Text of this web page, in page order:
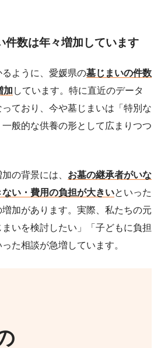
件数は年々増加しています
るように、愛媛県の墓じまいの件数
加 しています。特に直近のデータ
ており、今や墓じまいは「特別な
般的な供養の形として広まりつつ
の背景には、 お墓の継承者がいな
い・費用の負担が大きいといった
加があります。実際、私たちの元
いを検討したい」「子どもに負担
た相談が急増しています。